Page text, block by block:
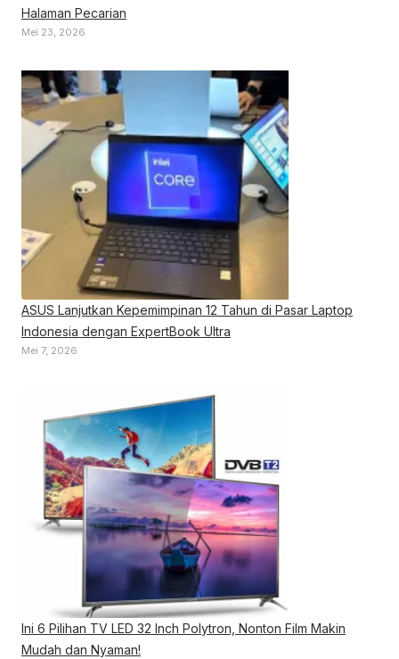
Halaman Pecarian
Mei 23, 2026
ASUS Lanjutkan Kepemimpinan 12 Tahun di Pasar Laptop
Indonesia dengan ExpertBook Ultra
Mei 7, 2026
Ini 6 Pilihan TV LED 32 Inch Polytron, Nonton Film Makin
Mudah dan Nyaman!